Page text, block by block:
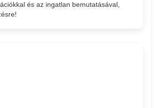
és az ingatlan bemutatásával,